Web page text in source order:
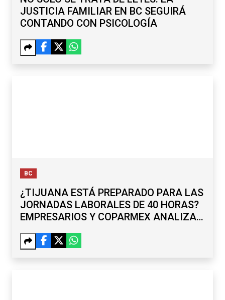
JUSTICIA FAMILIAR EN BC SEGUIRÁ
CONTANDO CON PSICOLOGÍA
BC
¿TIJUANA ESTÁ PREPARADO PARA LAS
JORNADAS LABORALES DE 40 HORAS?
EMPRESARIOS Y COPARMEX ANALIZAN